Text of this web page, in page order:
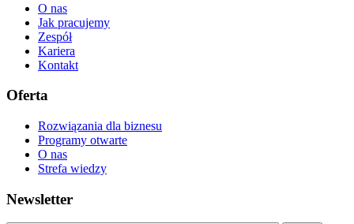
O nas
Jak pracujemy
Zespół
Kariera
Kontakt
Oferta
Rozwiązania dla biznesu
Programy otwarte
O nas
Strefa wiedzy
Newsletter